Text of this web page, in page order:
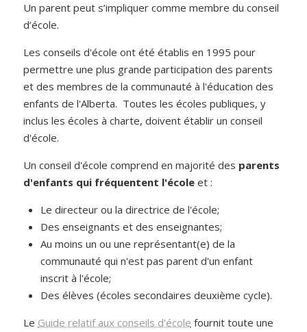
Un parent peut s’impliquer comme membre du conseil
d’école.
Les conseils d'école ont été établis en 1995 pour
permettre une plus grande participation des parents
et des membres de la communauté à l'éducation des
enfants de l'Alberta. Toutes les écoles publiques, y
inclus les écoles à charte, doivent établir un conseil
d'école.
Un conseil d'école comprend en majorité des parents
d'enfants qui fréquentent l'école et :
Le directeur ou la directrice de l'école;
Des enseignants et des enseignantes;
Au moins un ou une représentant(e) de la
communauté qui n'est pas parent d'un enfant
inscrit à l'école;
Des élèves (écoles secondaires deuxième cycle).
Le Guide relatif aux conseils d'école fournit toute une